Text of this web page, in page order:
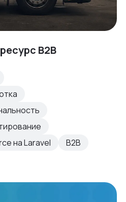
B2B
на Laravel
B2B